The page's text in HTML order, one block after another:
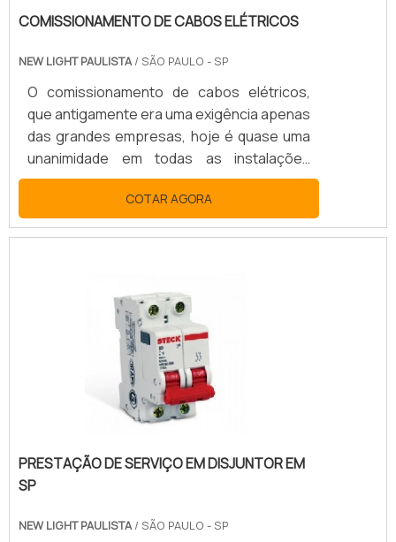
COMISSIONAMENTO DE CABOS ELÉTRICOS
NEW LIGHT PAULISTA/ SÃO PAULO - SP
O comissionamento de cabos elétricos,
que antigamente era uma exigência apenas
das grandes empresas, hoje é quase uma
unanimidade em todas as instalações
industriais tanto de pequeno como de
grande porte e tem como finalidade a
certificação técnica dos seus sites por
para exportação.SAIBA MAIS
INFORMAÇÕES SOBRE O PROCESSOO
processo pode ser aplicado tanto a novos
empreendimentos quanto a unidades e
sistemas existentes e.
COTAR AGORA
PRESTAÇÃO DE SERVIÇO EM DISJUNTOR EM
SP
NEW LIGHT PAULISTA/ SÃO PAULO - SP